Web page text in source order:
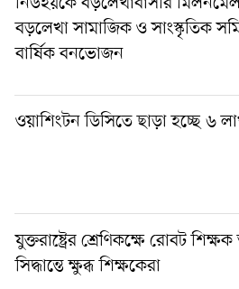
বড়লেখা সামাজিক ও সাংস্কৃতিক
বার্ষিক বনভোজন
ওয়াশিংটন ডিসিতে ছাড়া হচ্ছে ৬
যুক্তরাষ্ট্রের শ্রেণিকক্ষে রোবট
সিদ্ধান্তে ক্ষুব্ধ শিক্ষকেরা